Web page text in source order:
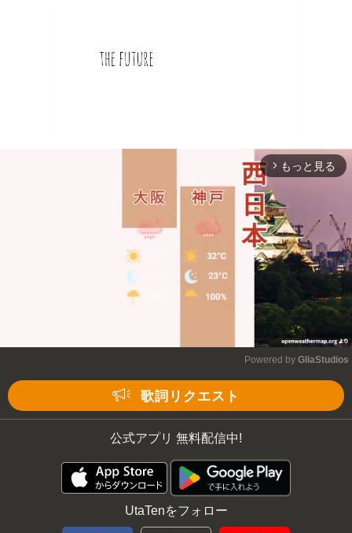
arrow_forward_ios もっと見る
Powered by GliaStudios
歌詞リクエスト
公式アプリ 無料配信中!
UtaTenをフォロー